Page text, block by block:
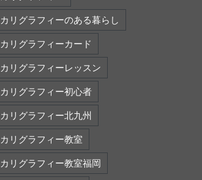
カリグラフィーのある暮らし
カリグラフィーカード
カリグラフィーレッスン
カリグラフィー初心者
カリグラフィー北九州
カリグラフィー教室
カリグラフィー教室福岡